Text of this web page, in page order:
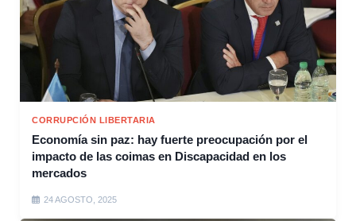
CORRUPCIÓN LIBERTARIA
Economía sin paz: hay fuerte preocupación por el
impacto de las coimas en Discapacidad en los
mercados
24 AGOSTO, 2025